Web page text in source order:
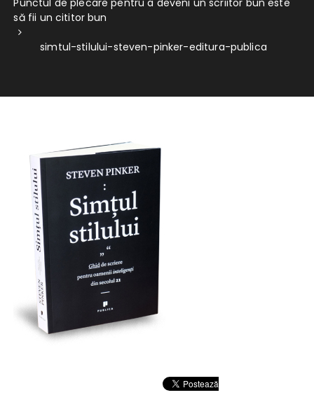
să fii un cititor bun
simtul-stilului-steven-pinker-editura-publica